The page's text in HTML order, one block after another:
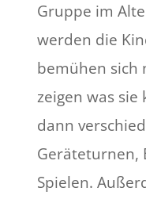
Gruppe im
werden die
bemühen sich
zeigen was sie
dann
Geräteturnen,
Spielen.